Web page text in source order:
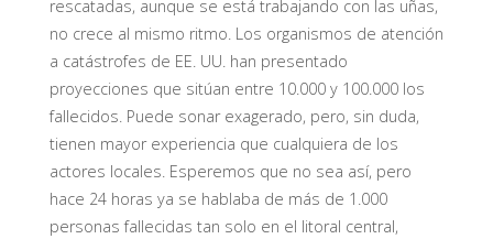
rescatadas, aunque se está trabajando con las uñas,
no crece al mismo ritmo. Los organismos de atención
a catástrofes de EE. UU. han presentado
proyecciones que sitúan entre 10.000 y 100.000 los
fallecidos. Puede sonar exagerado, pero, sin duda,
tienen mayor experiencia que cualquiera de los
actores locales. Esperemos que no sea así, pero
hace 24 horas ya se hablaba de más de 1.000
personas fallecidas tan solo en el litoral central,